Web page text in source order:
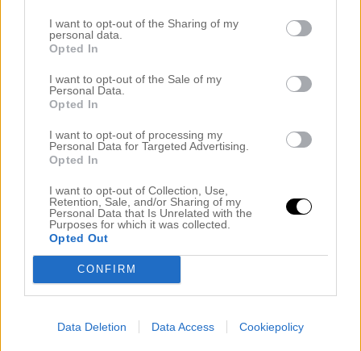
I want to opt-out of the Sharing of my
personal data.
Opted In
I want to opt-out of the Sale of my
Personal Data.
Opted In
I want to opt-out of processing my
Personal Data for Targeted Advertising.
Opted In
I want to opt-out of Collection, Use,
Retention, Sale, and/or Sharing of my
Personal Data that Is Unrelated with the
Purposes for which it was collected.
Opted Out
CONFIRM
Data Deletion Data Access Cookiepolicy
Den kommer i en fin dustbag också!
Jag har gjort flera videos om denna så kika in
MyMolimenti’s instagram. Jag tänkte att jag skulle
göra en video där jag visar hur enkelt det är att fylla
necessären med allt du behöver. När vi var i
Marbella nu hade jag 4 st med mig, snyggt och
prydligt i väskan. En för smink, hudvård, hårvård
och mina håraccessoarer/smycken. Bästa bagaget i
mitt liv!